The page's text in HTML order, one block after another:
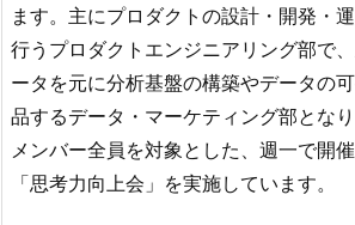
ます。 主にプロダクトの設計・開発・
行うプロダクトエンジニアリング部で
ータを元に分析基盤の構築やデータの
品するデータ・マーケティング部となり
メンバー全員を対象とした、週一で開
「思考力向上会」を実施しています。